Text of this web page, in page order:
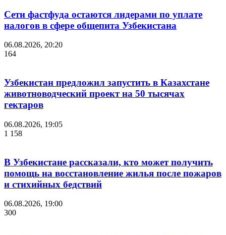
Сети фастфуда остаются лидерами по уплате
налогов в сфере общепита Узбекистана
06.08.2026, 20:20
164
Узбекистан предложил запустить в Казахстане
животноводческий проект на 50 тысячах
гектаров
06.08.2026, 19:05
1 158
В Узбекистане рассказали, кто может получить
помощь на восстановление жилья после пожаров
и стихийных бедствий
06.08.2026, 19:00
300